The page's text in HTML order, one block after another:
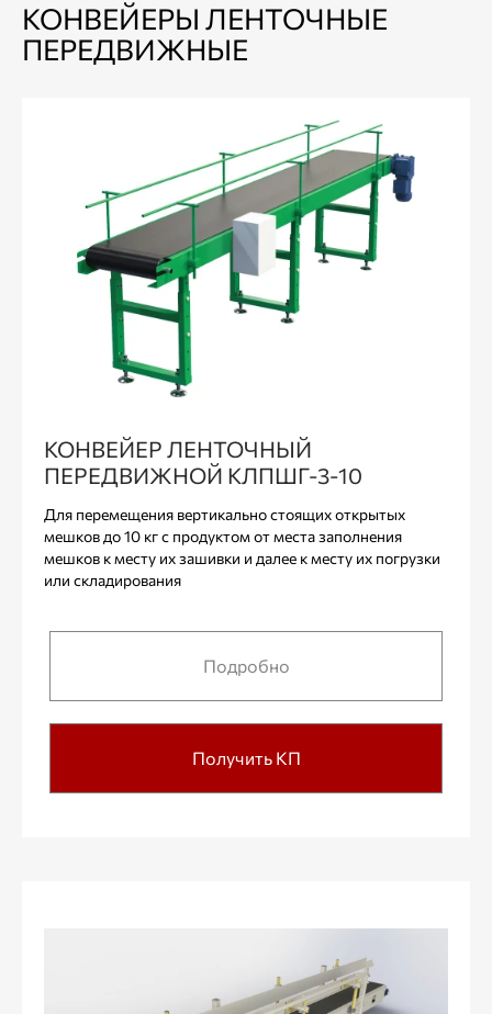
КОНВЕЙЕРЫ ЛЕНТОЧНЫЕ
ПЕРЕДВИЖНЫЕ
КОНВЕЙЕР ЛЕНТОЧНЫЙ
ПЕРЕДВИЖНОЙ КЛПШГ-3-10
Для перемещения вертикально стоящих открытых
мешков до 10 кг с продуктом от места заполнения
мешков к месту их зашивки и далее к месту их погрузки
или складирования
Подробно
Получить КП